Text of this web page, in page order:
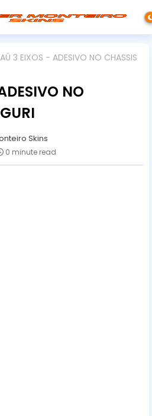
3 EIXOS - ADESIVO NO CHASSIS
NO
Skins
0 minute read